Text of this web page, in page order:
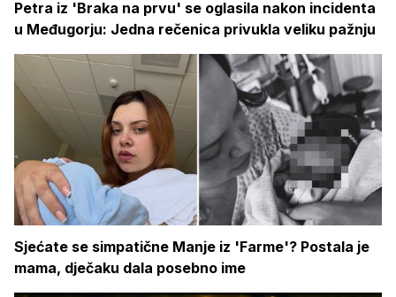
Petra iz 'Braka na prvu' se oglasila nakon incidenta
u Međugorju: Jedna rečenica privukla veliku pažnju
Sjećate se simpatične Manje iz 'Farme'? Postala je
mama, dječaku dala posebno ime